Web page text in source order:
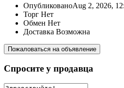
ОпубликованоAug 2, 2026,
Торг Нет
Обмен Нет
Доставка Возможна
Пожаловаться на объявление
Спросите у продавца